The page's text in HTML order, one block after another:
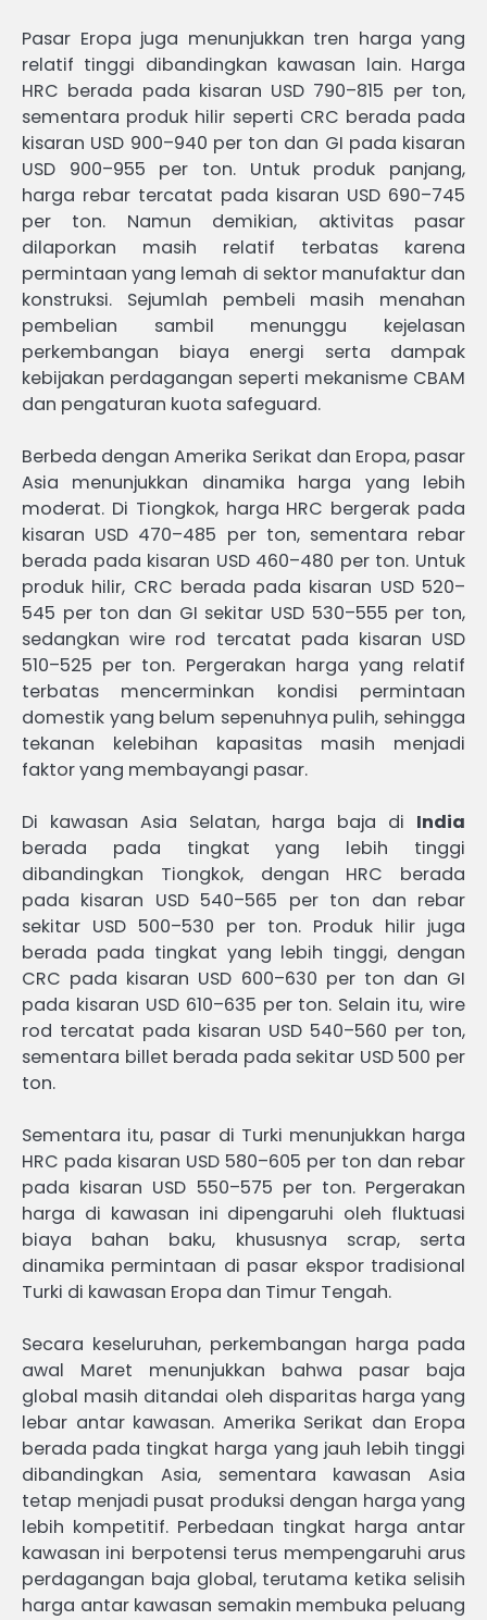
Pasar Eropa juga menunjukkan tren harga yang
relatif tinggi dibandingkan kawasan lain. Harga
HRC berada pada kisaran USD 790–815 per ton,
sementara produk hilir seperti CRC berada pada
kisaran USD 900–940 per ton dan GI pada kisaran
USD 900–955 per ton. Untuk produk panjang,
harga rebar tercatat pada kisaran USD 690–745
per ton. Namun demikian, aktivitas pasar
dilaporkan masih relatif terbatas karena
permintaan yang lemah di sektor manufaktur dan
konstruksi. Sejumlah pembeli masih menahan
pembelian sambil menunggu kejelasan
perkembangan biaya energi serta dampak
kebijakan perdagangan seperti mekanisme CBAM
dan pengaturan kuota safeguard.
Berbeda dengan Amerika Serikat dan Eropa, pasar
Asia menunjukkan dinamika harga yang lebih
moderat. Di Tiongkok, harga HRC bergerak pada
kisaran USD 470–485 per ton, sementara rebar
berada pada kisaran USD 460–480 per ton. Untuk
produk hilir, CRC berada pada kisaran USD 520–
545 per ton dan GI sekitar USD 530–555 per ton,
sedangkan wire rod tercatat pada kisaran USD
510–525 per ton. Pergerakan harga yang relatif
terbatas mencerminkan kondisi permintaan
domestik yang belum sepenuhnya pulih, sehingga
tekanan kelebihan kapasitas masih menjadi
faktor yang membayangi pasar.
Di kawasan Asia Selatan, harga baja di India
berada pada tingkat yang lebih tinggi
dibandingkan Tiongkok, dengan HRC berada
pada kisaran USD 540–565 per ton dan rebar
sekitar USD 500–530 per ton. Produk hilir juga
berada pada tingkat yang lebih tinggi, dengan
CRC pada kisaran USD 600–630 per ton dan GI
pada kisaran USD 610–635 per ton. Selain itu, wire
rod tercatat pada kisaran USD 540–560 per ton,
sementara billet berada pada sekitar USD 500 per
ton.
Sementara itu, pasar di Turki menunjukkan harga
HRC pada kisaran USD 580–605 per ton dan rebar
pada kisaran USD 550–575 per ton. Pergerakan
harga di kawasan ini dipengaruhi oleh fluktuasi
biaya bahan baku, khususnya scrap, serta
dinamika permintaan di pasar ekspor tradisional
Turki di kawasan Eropa dan Timur Tengah.
Secara keseluruhan, perkembangan harga pada
awal Maret menunjukkan bahwa pasar baja
global masih ditandai oleh disparitas harga yang
lebar antar kawasan. Amerika Serikat dan Eropa
berada pada tingkat harga yang jauh lebih tinggi
dibandingkan Asia, sementara kawasan Asia
tetap menjadi pusat produksi dengan harga yang
lebih kompetitif. Perbedaan tingkat harga antar
kawasan ini berpotensi terus mempengaruhi arus
perdagangan baja global, terutama ketika selisih
harga antar kawasan semakin membuka peluang